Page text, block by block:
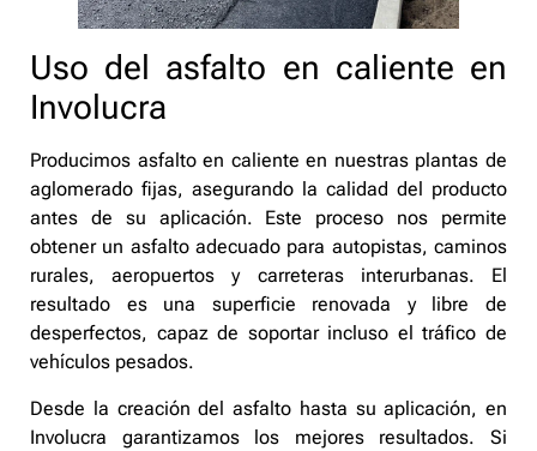
Uso del asfalto en caliente en
Involucra
Producimos asfalto en caliente en nuestras plantas de
aglomerado fijas, asegurando la calidad del producto
antes de su aplicación. Este proceso nos permite
obtener un asfalto adecuado para autopistas, caminos
rurales, aeropuertos y carreteras interurbanas. El
resultado es una superficie renovada y libre de
desperfectos, capaz de soportar incluso el tráfico de
vehículos pesados.
Desde la creación del asfalto hasta su aplicación, en
Involucra garantizamos los mejores resultados. Si